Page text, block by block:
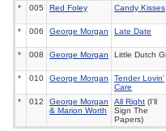
* 005 Red Foley Candy Kisses
* 006 George Morgan Late Date
* 008 George Morgan Little Dutch
* 010 George Morgan
Tender Lovin'
Care
* 012
George Morgan
& Marion Worth
All Right (I'll
Sign The
Papers)